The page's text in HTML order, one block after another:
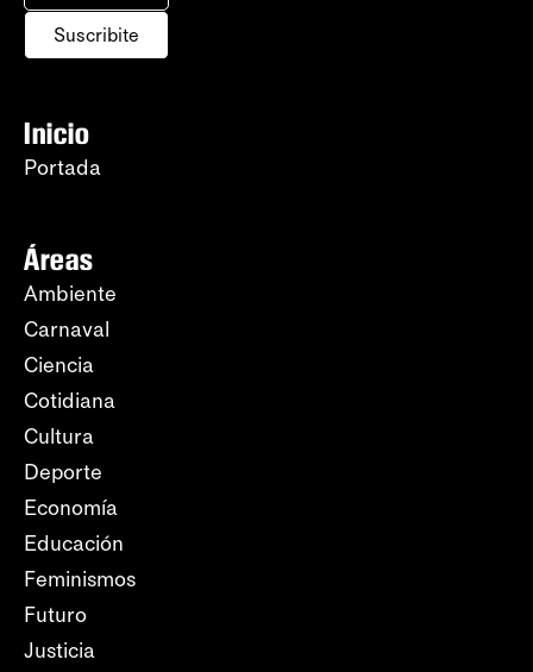
Suscribite
Inicio
Portada
Áreas
Ambiente
Carnaval
Ciencia
Cotidiana
Cultura
Deporte
Economía
Educación
Feminismos
Futuro
Justicia